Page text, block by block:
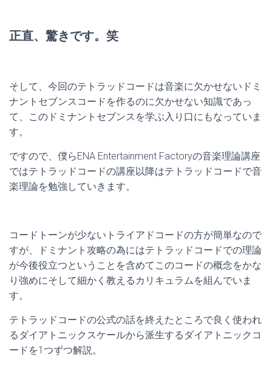
正直、驚きです。笑
そして、今回のテトラッドコードは音楽に欠かせないドミ
ナントセブンスコードを作るのに欠かせない知識であっ
て、このドミナントセブンスを学ぶ入り口にもなっていま
す。
ですので、僕らENA Entertainment Factoryの音楽理論講座
ではテトラッドコードの講座以降はテトラッドコードで音
楽理論を勉強していきます。
コードトーンが少ないトライアドコードの方が簡単なので
すが、ドミナント攻略の為にはテトラッドコードでの理論
が今後役立つということを含めてこのコードの概念をかな
り強めにそして細かく教えるカリキュラムを組んでいま
す。
テトラッドコードの公式の話を終えたところで良く使われ
るダイアトニックスケールから派生するダイアトニックコ
ードを1つずつ解説。